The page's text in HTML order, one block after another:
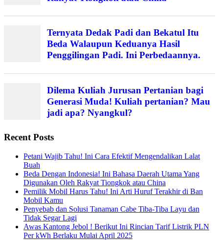
Ternyata Dedak Padi dan Bekatul Itu
Beda Walaupun Keduanya Hasil
Penggilingan Padi. Ini Perbedaannya.
Dilema Kuliah Jurusan Pertanian bagi
Generasi Muda! Kuliah pertanian? Mau
jadi apa? Nyangkul?
Recent Posts
Petani Wajib Tahu! Ini Cara Efektif Mengendalikan Lalat
Buah
Beda Dengan Indonesia! Ini Bahasa Daerah Utama Yang
Digunakan Oleh Rakyat Tiongkok atau China
Pemilik Mobil Harus Tahu! Ini Arti Huruf Terakhir di Ban
Mobil Kamu
Penyebab dan Solusi Tanaman Cabe Tiba-Tiba Layu dan
Tidak Segar Lagi
Awas Kantong Jebol ! Berikut Ini Rincian Tarif Listrik PLN
Per kWh Berlaku Mulai April 2025